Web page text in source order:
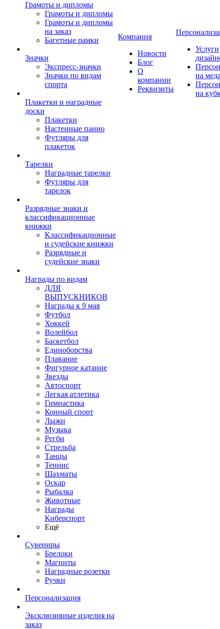
Грамоты и дипломы
Грамоты и дипломы
Грамоты и дипломы
на заказ
Багетные рамки
Значки
Экспресс-значки
Значки по видам
спорта
Плакетки и наградные
доски
Плакетки
Настенные панно
Футляры для
плакеток
Тарелки
Наградные тарелки
Футляры для
тарелок
Разрядные знаки и
классификационные
книжки
Классификационные
и судейские книжки
Разрядные и
судейские знаки
Награды по видам
ДЛЯ
ВЫПУСКНИКОВ
Награды к 9 мая
Футбол
Хоккей
Волейбол
Баскетбол
Единоборства
Плавание
Фигурное катание
Звезды
Автоспорт
Легкая атлетика
Гимнастика
Конный спорт
Лыжи
Музыка
Регби
Стрельба
Танцы
Теннис
Шахматы
Оскар
Рыбалка
Животные
Награды
Киберспорт
Ещё
Сувениры
Брелоки
Магниты
Наградные розетки
Ручки
Персонализация
Эксклюзивные изделия на
заказ
Компания
Новости
Блог
О
компании
Реквизиты
Услуги
на
на